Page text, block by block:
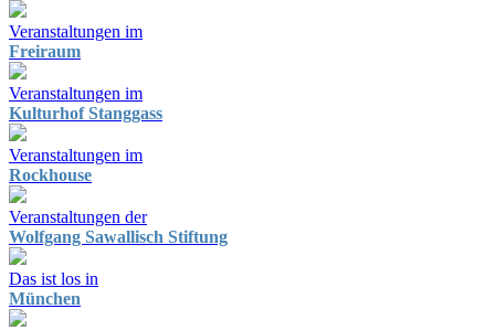
Veranstaltungen im
Freiraum
Veranstaltungen im
Kulturhof Stanggass
Veranstaltungen im
Rockhouse
Veranstaltungen der
Wolfgang Sawallisch Stiftung
Das ist los in
München